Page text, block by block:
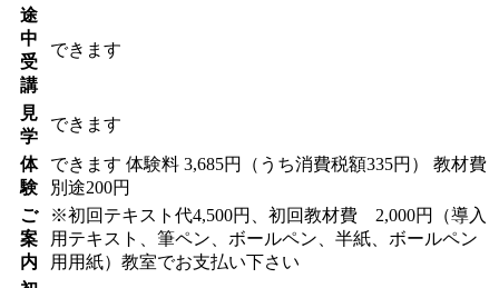
途
中
受
講
できます
見
学
できます
体
験
できます 体験料 3,685円（うち消費税額335円） 教材費
別途200円
ご
案
内
※初回テキスト代4,500円、初回教材費 2,000円（導入
用テキスト、筆ペン、ボールペン、半紙、ボールペン
用用紙）教室でお支払い下さい